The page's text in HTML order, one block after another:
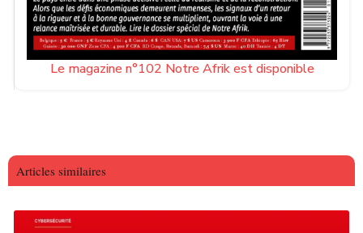
Le magazine n°102 Notre Afrik est disponible
Articles similaires